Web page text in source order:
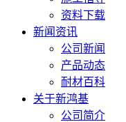
资料下载
新闻资讯
公司新闻
产品动态
耐材百科
关于新鸿基
公司简介